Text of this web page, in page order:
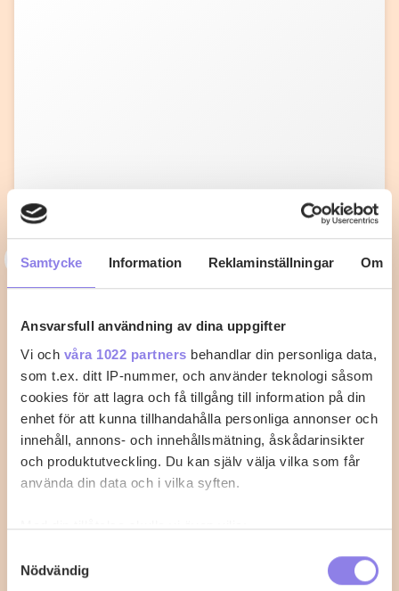
Samtycke Information Reklaminställningar Om
Ansvarsfull användning av dina uppgifter
Vi och våra 1022 partners behandlar din personliga data,
som t.ex. ditt IP-nummer, och använder teknologi såsom
cookies för att lagra och få tillgång till information på din
enhet för att kunna tillhandahålla personliga annonser och
innehåll, annons- och innehållsmätning, åskådarinsikter
och produktutveckling. Du kan själv välja vilka som får
använda din data och i vilka syften.
Med din tillåtelse skulle vi även vilja:
som kan ha en noggrannhet på upp till flera meter
Nödvändig
3 33alva
Kycklingklubba i ugn – Så lyckas du
med perfekt tillagning
När du vill laga kycklingklubba i ugn är det viktigt att
känna till rätt temperatur…
2 0